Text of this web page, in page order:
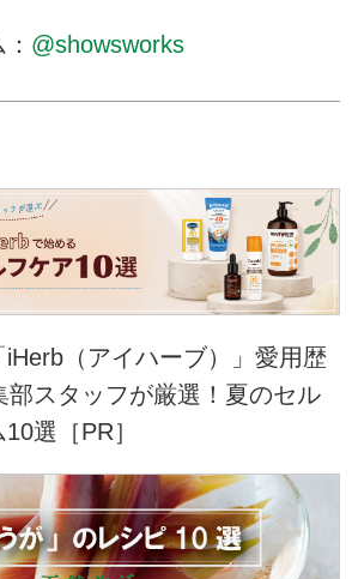
@showsworks
（アイハーブ）」愛用歴
部スタッフが厳選！夏のセル
選［PR］